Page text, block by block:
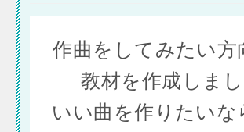
作曲をしてみたい方
教材を作成しま
いい曲を作りたいな